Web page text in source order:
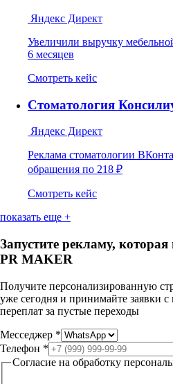
Яндекс Директ
Увеличили выручку
6 месяцев
Смотреть кейс
Стоматология
Яндекс Директ
Реклама стоматологии
обращения по 218 ₽
Смотреть кейс
показать еще +
Запустите рекламу,
PR MAKER
Получите персонализированную
уже сегодня и принимайте заявки
переплат за пустые переходы
Месседжер *
Телефон *
Согласие на обработку